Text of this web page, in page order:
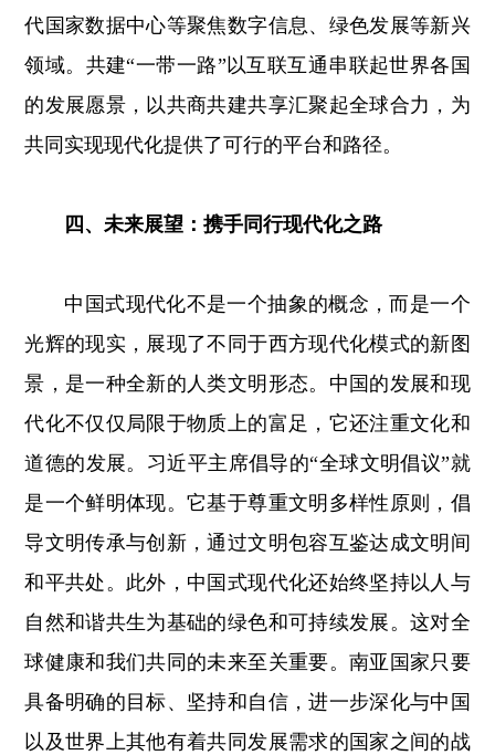
代国家数据中心等聚焦数字信息、绿色发展等新兴
领域。共建“一带一路”以互联互通串联起世界各国
的发展愿景，以共商共建共享汇聚起全球合力，为
共同实现现代化提供了可行的平台和路径。
四、未来展望：携手同行现代化之路
中国式现代化不是一个抽象的概念，而是一个
光辉的现实，展现了不同于西方现代化模式的新图
景，是一种全新的人类文明形态。中国的发展和现
代化不仅仅局限于物质上的富足，它还注重文化和
道德的发展。习近平主席倡导的“全球文明倡议”就
是一个鲜明体现。它基于尊重文明多样性原则，倡
导文明传承与创新，通过文明包容互鉴达成文明间
和平共处。此外，中国式现代化还始终坚持以人与
自然和谐共生为基础的绿色和可持续发展。这对全
球健康和我们共同的未来至关重要。南亚国家只要
具备明确的目标、坚持和自信，进一步深化与中国
以及世界上其他有着共同发展需求的国家之间的战